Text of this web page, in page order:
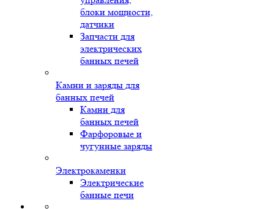
блоки мощности,
датчики
Запчасти для
электрических
банных печей
Камни и заряды для
банных печей
Камни для
банных печей
Фарфоровые и
чугунные заряды
Электрокаменки
Электрические
банные печи